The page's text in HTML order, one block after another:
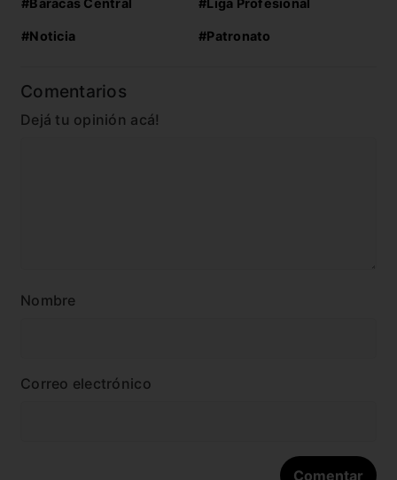
#Noticia #Patronato
Comentarios
Dejá tu opinión acá!
Nombre
Correo electrónico